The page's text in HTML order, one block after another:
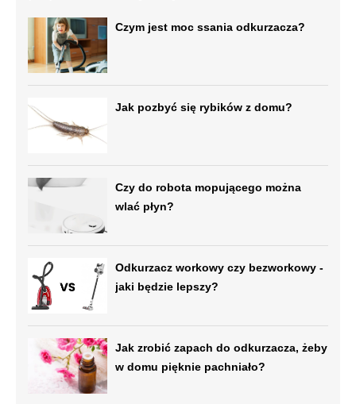
Czym jest moc ssania odkurzacza?
Jak pozbyć się rybików z domu?
Czy do robota mopującego można
wlać płyn?
Odkurzacz workowy czy bezworkowy -
jaki będzie lepszy?
Jak zrobić zapach do odkurzacza, żeby
w domu pięknie pachniało?